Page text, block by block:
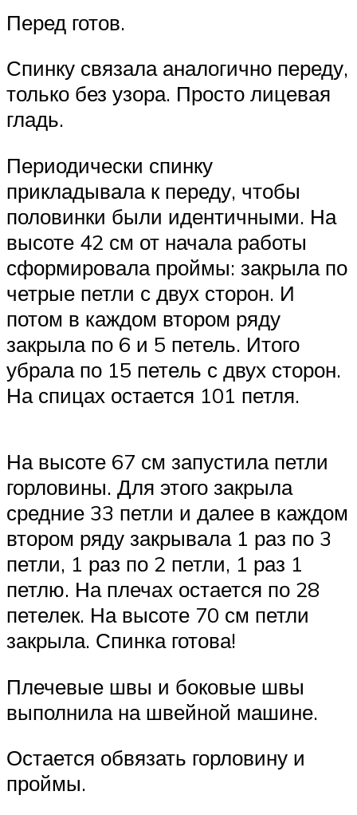
Перед готов.
Спинку связала аналогично переду,
только без узора. Просто лицевая
гладь.
Периодически спинку
прикладывала к переду, чтобы
половинки были идентичными. На
высоте 42 см от начала работы
сформировала проймы: закрыла по
четрые петли с двух сторон. И
потом в каждом втором ряду
закрыла по 6 и 5 петель. Итого
убрала по 15 петель с двух сторон.
На спицах остается 101 петля.
На высоте 67 см запустила петли
горловины. Для этого закрыла
средние 33 петли и далее в каждом
втором ряду закрывала 1 раз по 3
петли, 1 раз по 2 петли, 1 раз 1
петлю. На плечах остается по 28
петелек. На высоте 70 см петли
закрыла. Спинка готова!
Плечевые швы и боковые швы
выполнила на швейной машине.
Остается обвязать горловину и
проймы.